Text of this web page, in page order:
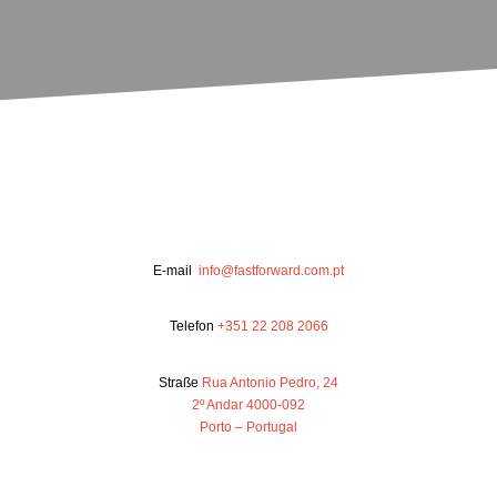
E-mail info@fastforward.com.pt
Telefon +351 22 208 2066
Straße Rua Antonio Pedro, 24
2º Andar 4000-092
Porto – Portugal